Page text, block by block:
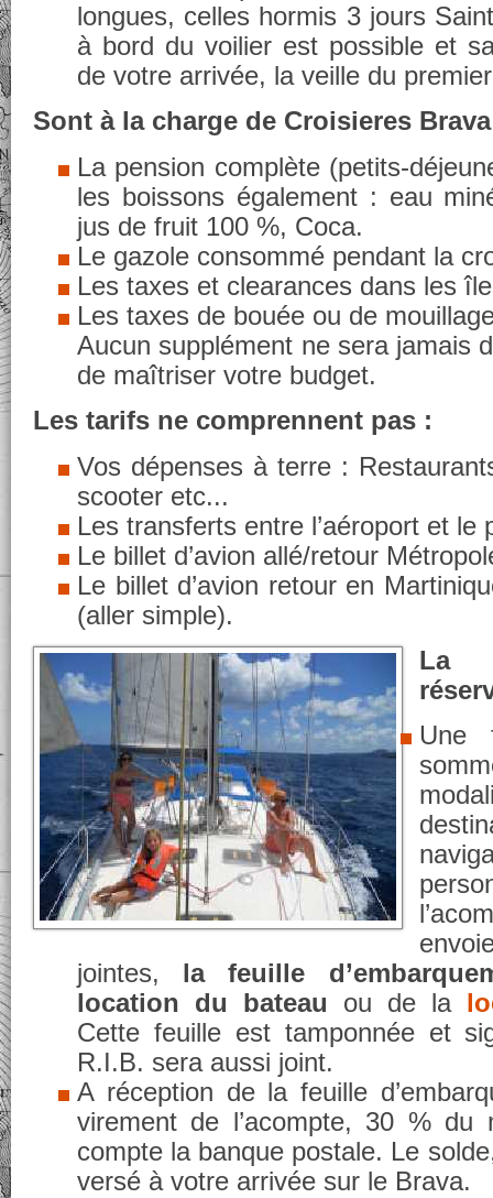
longues, celles hormis 3 jours
à bord du voilier est possible et
de votre arrivée, la veille du
Sont à la charge de Croisieres
La pension complète (petits-
les boissons également : eau
jus de fruit 100 %, Coca.
Le gazole consommé pendant la
Les taxes et clearances dans les
Les taxes de bouée ou de
Aucun supplément ne sera jamais
de maîtriser votre budget.
Les tarifs ne comprennent pas :
Vos dépenses à terre :
scooter etc...
Les transferts entre l’aéroport et le
Le billet d’avion allé/retour
Le billet d’avion retour en
(aller simple).
La
Une
jointes,
la feuille
location du bateau ou de la
Cette feuille est tamponnée et
R.I.B. sera aussi joint.
A réception de la feuille
virement de l’acompte, 30 % du
compte la banque postale. Le
versé à votre arrivée sur le Brava.